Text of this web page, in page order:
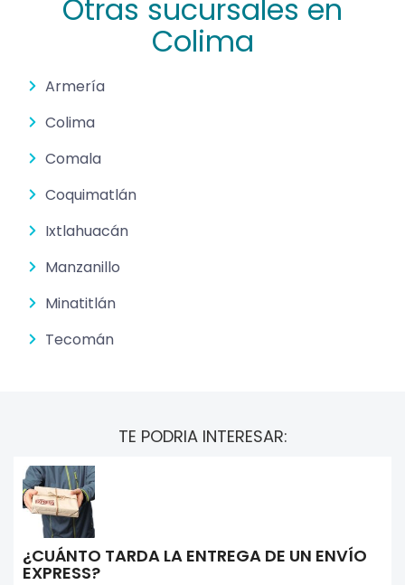
Otras sucursales en
Colima
Armería
Colima
Comala
Coquimatlán
Ixtlahuacán
Manzanillo
Minatitlán
Tecomán
TE PODRIA INTERESAR:
¿CUÁNTO TARDA LA ENTREGA DE UN ENVÍO
EXPRESS?